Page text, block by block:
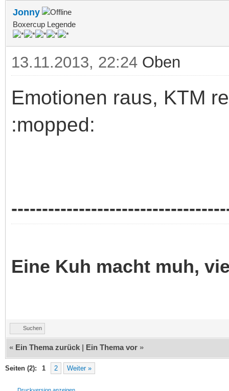
Jonny
Boxercup Legende
13.11.2013, 22:24 Oben
Emotionen raus, KTM
:mopped:
Eine Kuh macht muh,
Suchen
« Ein Thema zurück | Ein Thema vor »
Seiten (2): 1 2 Weiter »